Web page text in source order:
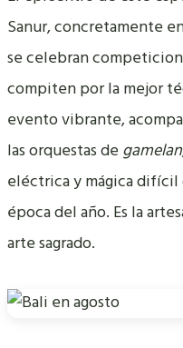
Sanur, concretamente
se celebran
compiten por la mejor
evento vibrante,
las orquestas de gamelan
eléctrica y mágica
época del año. Es la
arte sagrado.